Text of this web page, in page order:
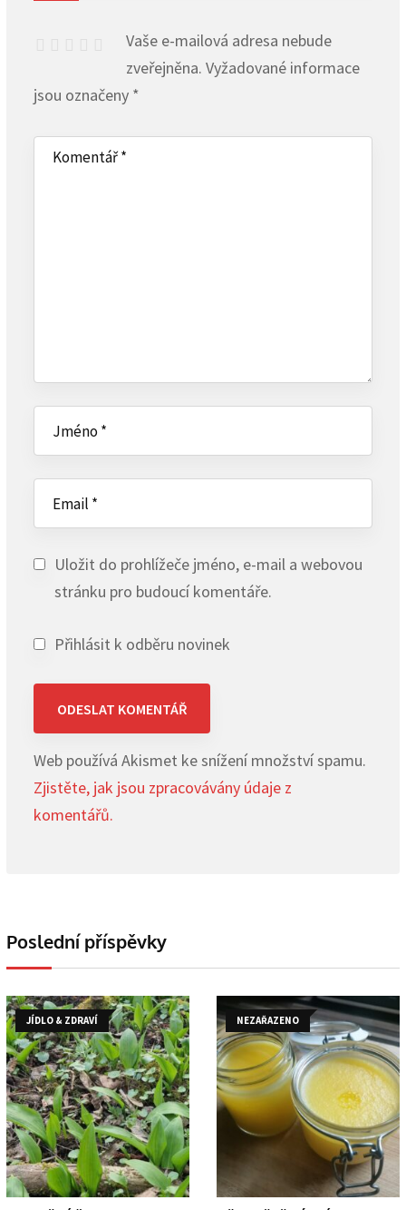
Vaše e-mailová adresa nebude
zveřejněna. Vyžadované informace
jsou označeny *
Uložit do prohlížeče jméno, e-mail a webovou
stránku pro budoucí komentáře.
Přihlásit k odběru novinek
Web používá Akismet ke snížení množství spamu.
Zjistěte, jak jsou zpracovávány údaje z
komentářů.
Poslední příspěvky
JÍDLO & ZDRAVÍ NEZAŘAZENO